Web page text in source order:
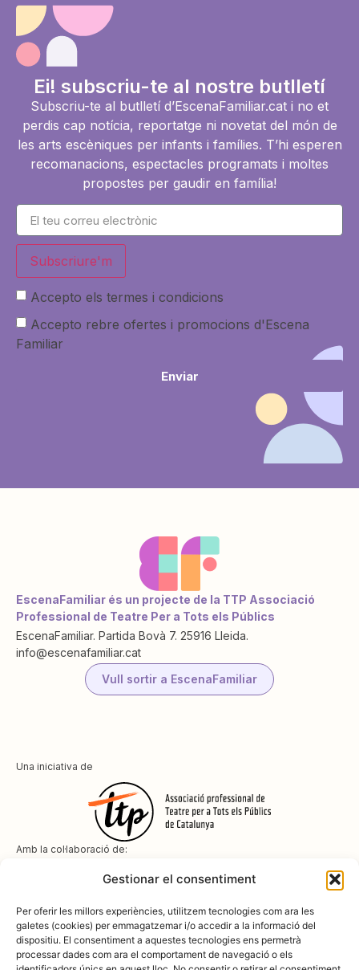
Gestionar el consentiment
Per oferir les millors experiències, utilitzem tecnologies com ara les
galetes (cookies) per emmagatzemar i/o accedir a la informació del
dispositiu. El consentiment a aquestes tecnologies ens permetrà
processar dades com ara el comportament de navegació o els
Ei! subscriu-te al nostre butlletí
Subscriu-te al butlletí d’EscenaFamiliar.cat i no et
perdis cap notícia, reportatge ni novetat del món de
les arts escèniques per infants i famílies. T’hi esperen
recomanacions, espectacles programats i moltes
propostes per gaudir en família!
Subscriure'm
Accepto els termes i condicions
Accepto rebre ofertes i promocions d'Escena
Familiar
Enviar
EscenaFamiliar és un projecte de la TTP Associació
Professional de Teatre Per a Tots els Públics
EscenaFamiliar. Partida Bovà 7. 25916 Lleida.
info@escenafamiliar.cat
Vull sortir a EscenaFamiliar
Una iniciativa de
Amb la col·laboració de:
Amb el suport de